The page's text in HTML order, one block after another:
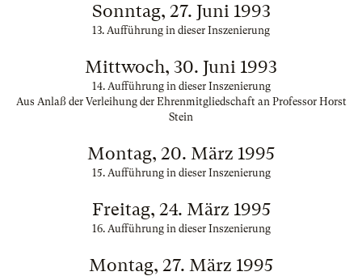
Sonntag, 27. Juni 1993
13. Aufführung in dieser Inszenierung
Mittwoch, 30. Juni 1993
14. Aufführung in dieser Inszenierung
Aus Anlaß der Verleihung der Ehrenmitgliedschaft an Professor Horst
Stein
Montag, 20. März 1995
15. Aufführung in dieser Inszenierung
Freitag, 24. März 1995
16. Aufführung in dieser Inszenierung
Montag, 27. März 1995